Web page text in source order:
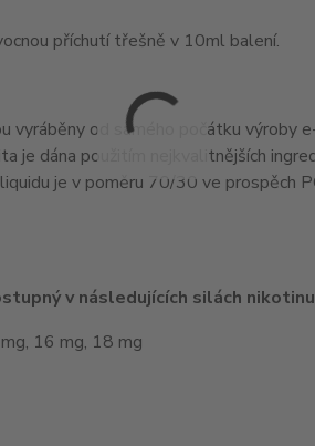
příchutí třešně v 10ml balení.
vyráběny od samého počátku výroby
je dána použitím nejkvalitnějších
je v poměru 70/30 ve prospěch
v následujících silách
16 mg, 18 mg